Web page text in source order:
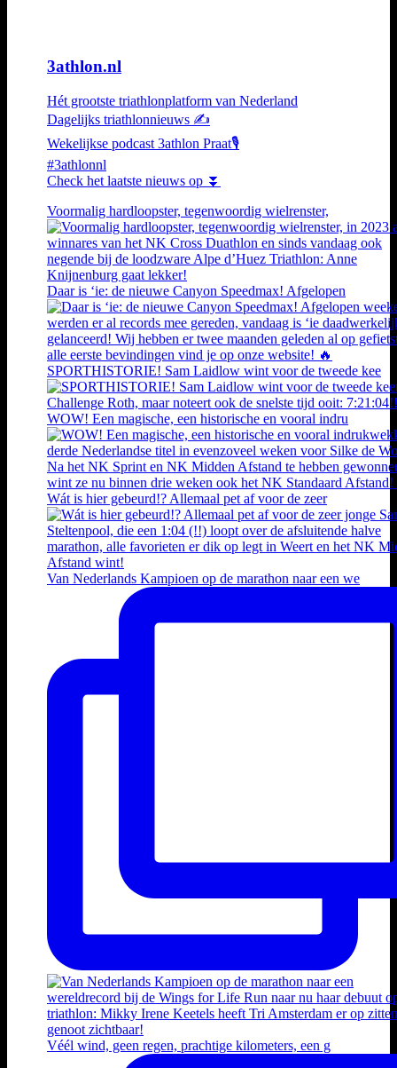
3athlon.nl
Hét grootste triathlonplatform van Nederland
Dagelijks triathlonnieuws ✍️
Wekelijkse podcast 3athlon Praat🎙️
#3athlonnl
Check het laatste nieuws op ⏬
Voormalig hardloopster, tegenwoordig wielrenster,
Daar is ‘ie: de nieuwe Canyon Speedmax! Afgelopen
SPORTHISTORIE! Sam Laidlow wint voor de tweede kee
WOW! Een magische, een historische en vooral indru
Wát is hier gebeurd!? Allemaal pet af voor de zeer
Van Nederlands Kampioen op de marathon naar een we
Véél wind, geen regen, prachtige kilometers, een g